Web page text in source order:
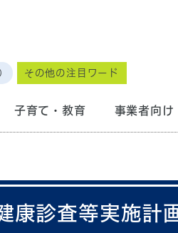
その他の注目ワード
子育て・教育 事業者向け
康診査等実施計